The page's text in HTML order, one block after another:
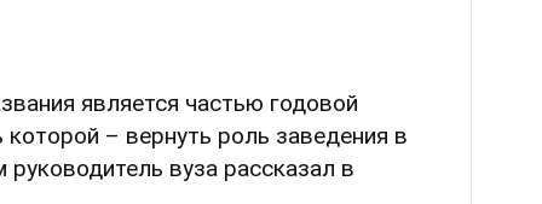
является частью годовой
– вернуть роль заведения в
вуза рассказал в